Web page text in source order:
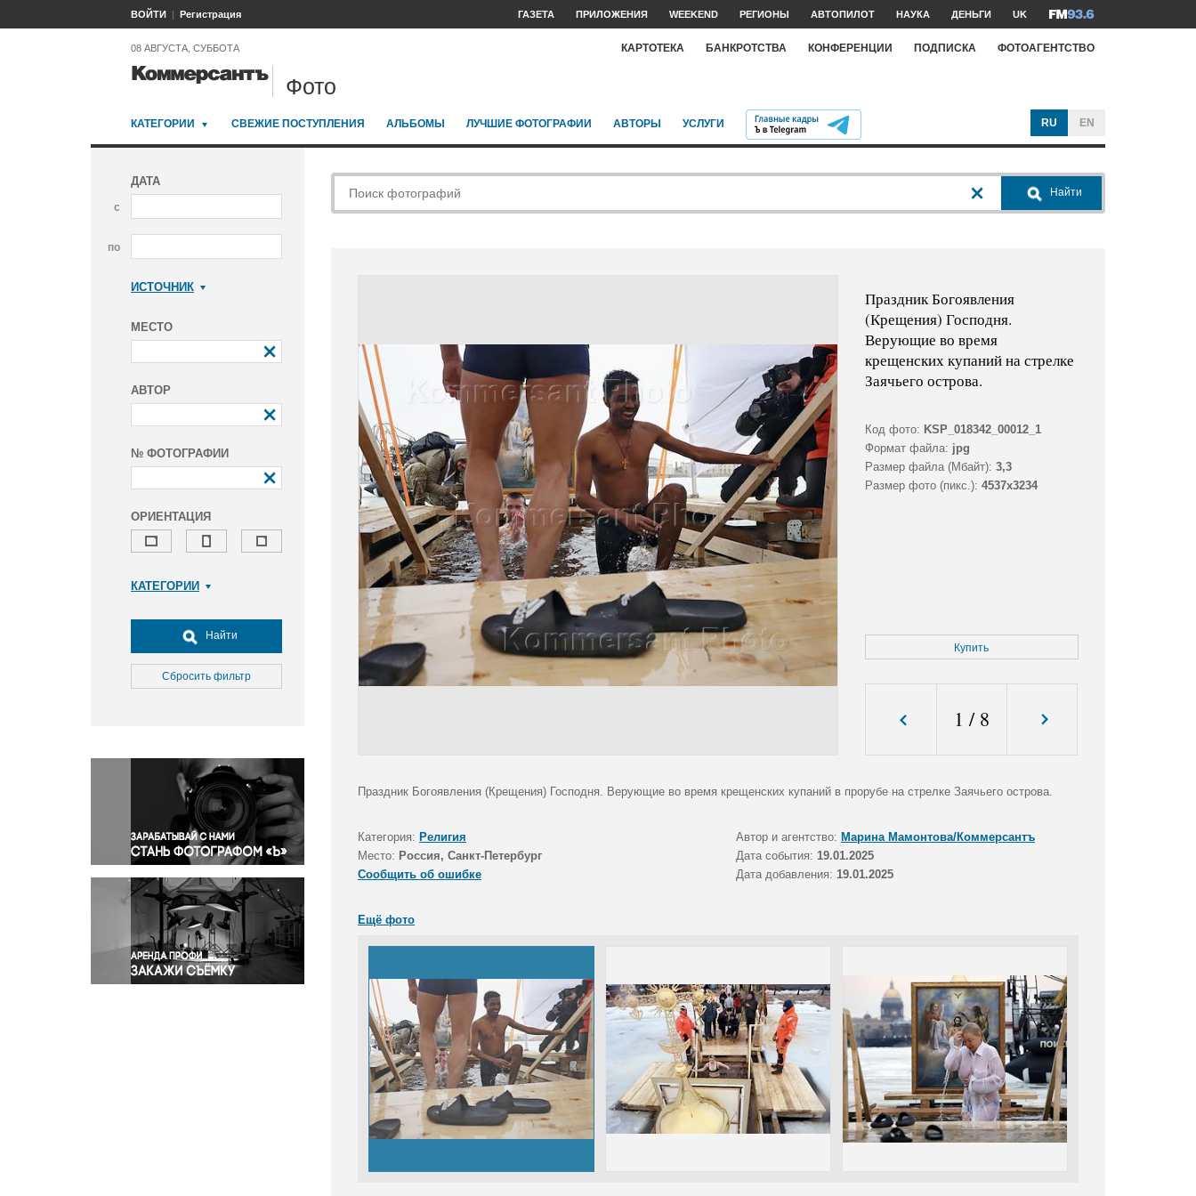
ВОЙТИ Регистрация ГАЗЕТА ПРИЛОЖЕНИЯ WEEKEND РЕГИОНЫ АВТОПИЛОТ НАУКА ДЕНЬГИ UK
08 АВГУСТА, СУББОТА КАРТОТЕКА БАНКРОТСТВА КОНФЕРЕНЦИИ ПОДПИСКА ФОТОАГЕНТСТВО
Фото
КАТЕГОРИИ СВЕЖИЕ ПОСТУПЛЕНИЯ АЛЬБОМЫ ЛУЧШИЕ ФОТОГРАФИИ АВТОРЫ УСЛУГИ RU EN
ДАТА
с
по
ИСТОЧНИК
МЕСТО
АВТОР
№ ФОТОГРАФИИ
ОРИЕНТАЦИЯ
КАТЕГОРИИ
Досуг, туризм и отдых
Культура
Медицина
Окружающая среда
Политика
Правосудие
Происшествия и конфликты
Религия
Светская жизнь
Спорт
Экология
Экономика и бизнес
Найти
Сбросить фильтр
Найти
Праздник Богоявления
(Крещения) Господня.
Верующие во время
крещенских купаний на стрелке
Заячьего острова.
Код фото: KSP_018342_00012_1
Формат файла: jpg
Размер файла (Мбайт): 3,3
Размер фото (пикс.): 4537x3234
Купить
1 / 8
Праздник Богоявления (Крещения) Господня. Верующие во время крещенских купаний в прорубе на стрелке Заячьего острова.
Категория: Религия Автор и агентство: Марина Мамонтова/Коммерсантъ
Место: Россия, Санкт-Петербург Дата события: 19.01.2025
Сообщить об ошибке
Дата добавления: 19.01.2025
Ещё фото